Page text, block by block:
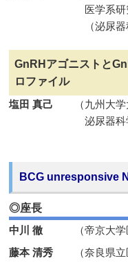
医学系
（泌尿器
GnRHアゴニストと
ロファイル
塩田 真己
（九州大
泌尿器科
BCG unresponsive
◎座長
中川 徹
（帝京大
藤本 清秀
（奈良県